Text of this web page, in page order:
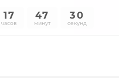
17
часов
47
минут
30
секунд